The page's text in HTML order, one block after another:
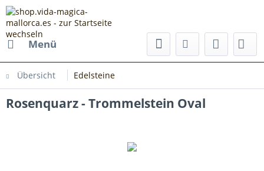
Menü
Übersicht Edelsteine
Rosenquarz - Trommelstein Oval